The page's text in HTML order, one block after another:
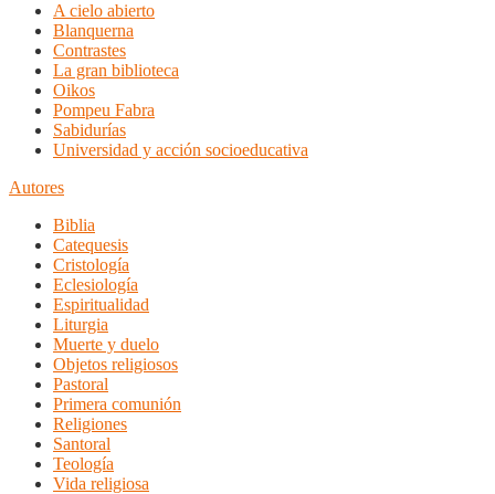
A cielo abierto
Blanquerna
Contrastes
La gran biblioteca
Oikos
Pompeu Fabra
Sabidurías
Universidad y acción socioeducativa
Autores
Biblia
Catequesis
Cristología
Eclesiología
Espiritualidad
Liturgia
Muerte y duelo
Objetos religiosos
Pastoral
Primera comunión
Religiones
Santoral
Teología
Vida religiosa